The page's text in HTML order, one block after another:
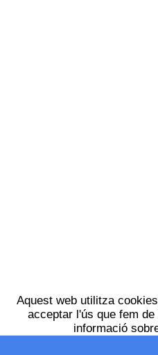
Aquest web utilitza
acceptar l'ús que fem
informació